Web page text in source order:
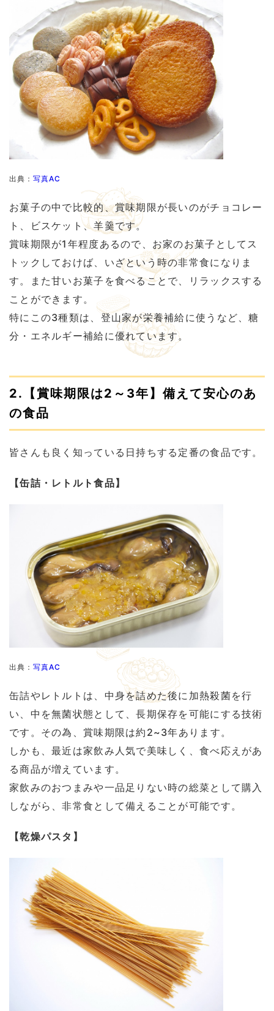
出典： 写真AC
お菓子の中で比較的、賞味期限が長いのがチョコレー
ト、ビスケット、羊羹です。
賞味期限が1年程度あるので、お家のお菓子としてス
トックしておけば、いざという時の非常食になりま
す。また甘いお菓子を食べることで、リラックスする
ことができます。
特にこの3種類は、登山家が栄養補給に使うなど、糖
分・エネルギー補給に優れています。
2.【賞味期限は2～3年】備えて安心のあ
の食品
皆さんも良く知っている日持ちする定番の食品です。
【缶詰・レトルト食品】
出典： 写真AC
缶詰やレトルトは、中身を詰めた後に加熱殺菌を行
い、中を無菌状態として、長期保存を可能にする技術
です。その為、賞味期限は約2~3年あります。
しかも、最近は家飲み人気で美味しく、食べ応えがあ
る商品が増えています。
家飲みのおつまみや一品足りない時の総菜として購入
しながら、非常食として備えることが可能です。
【乾燥パスタ】